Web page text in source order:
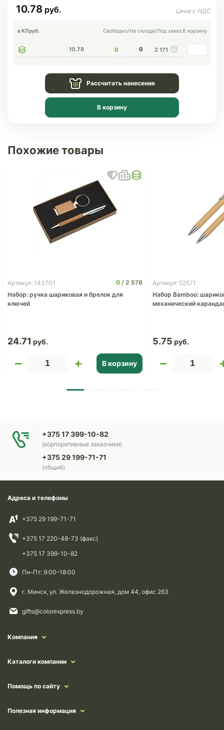
10.78
в КПруб. Свободно/На складе/Под заказ В корзину
10.78 0 0 2 171
Рассчитать нанесение
В корзину
Похожие товары
Артикул: 143701 0
2 578
Набор: ручка шариковая и брелок для
ключей
24.71
В корзину
Артикул: 52571
Набор Bamboo:
механический
5.75
+375 17 399-10-82
(корпоративные заказчики)
+375 29 199-71-71
(общий)
Адреса и телефоны
+375 29 199-71-71
+375 17 220-48-73 (факс)
+375 17 399-10-82
Пн–Пт: 9:00–18:00
г. Минск, ул. Железнодорожная, дом 44, офис 263
gifts@colorexpress.by
Компания
Каталоги компании
Помощь по сайту
Полезная информация